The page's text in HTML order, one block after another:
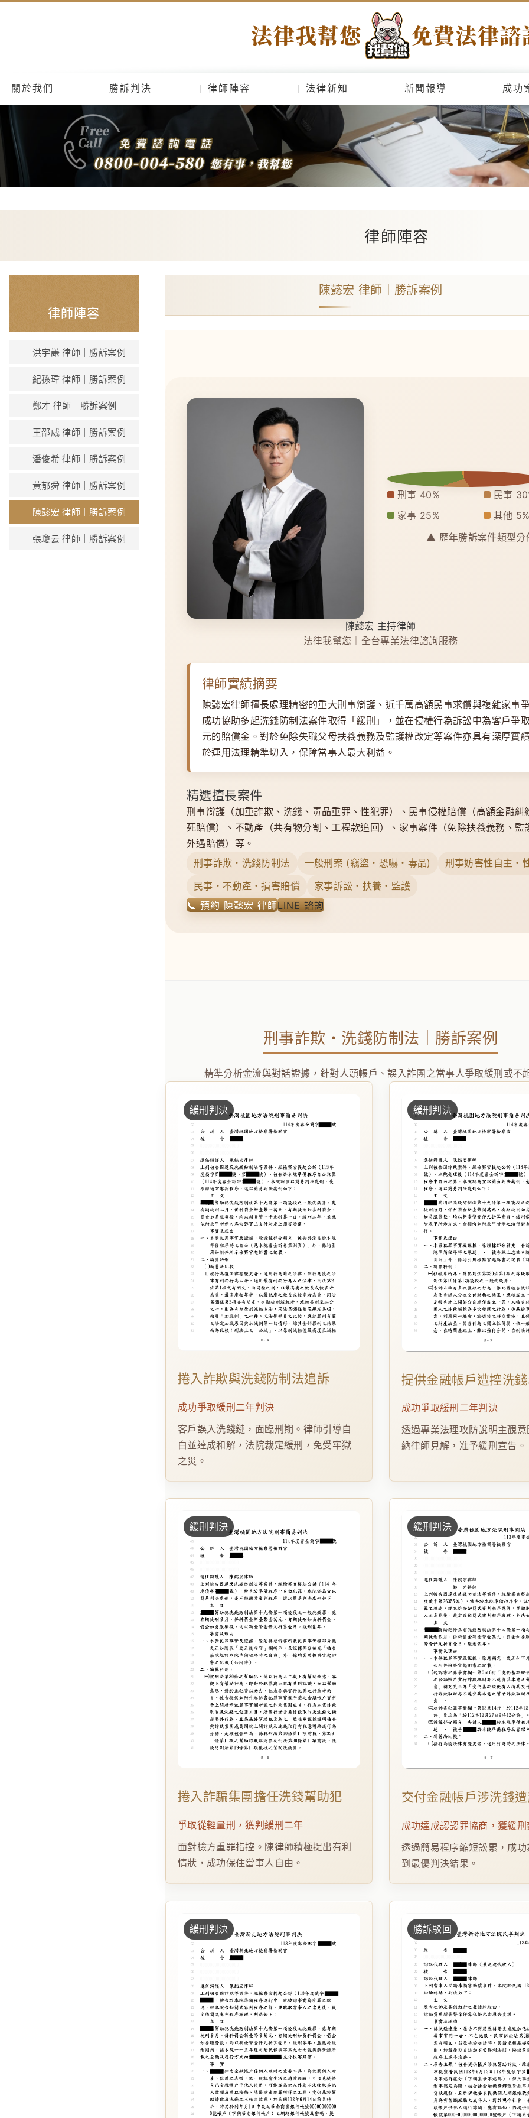
關於我們 勝訴判決 律師陣容 法律新知 新聞報導 成功
律師陣容
律師陣容
洪宇謙 律師｜勝訴案例
紀孫瑋 律師｜勝訴案例
鄭才 律師｜勝訴案例
王邵威 律師｜勝訴案例
潘俊希 律師｜勝訴案例
黃郁舜 律師｜勝訴案例
陳懿宏 律師｜勝訴案例
張瓊云 律師｜勝訴案例
陳懿宏 律師｜勝訴案例
刑事 40%
民事
家事 25%
其他
▲ 歷年勝訴案件類型分
陳懿宏 主持律師
法律我幫您｜全台專業法律諮詢服務
律師實績摘要
陳懿宏律師擅長處理精密的重大刑事辯護、近千萬高額民事求償與複雜家事
成功協助多起洗錢防制法案件取得「緩刑」，並在侵權行為訴訟中為客戶爭
元的賠償金。對於免除失職父母扶養義務及監護權改定等案件亦具有深厚實
於運用法理精準切入，保障當事人最大利益。
精選擅長案件
刑事辯護（加重詐欺、洗錢、毒品重罪、性犯罪）、民事侵權賠償（高額金融糾
死賠償）、不動產（共有物分割、工程款追回）、家事案件（免除扶養義務、監
外遇賠償）等。
刑事詐欺・洗錢防制法
一般刑案 (竊盜・恐嚇・毒品)
刑事妨害性自主・
民事・不動產・損害賠償
家事訴訟・扶養・監護
📞 預約 陳懿宏 律師LINE 諮詢
刑事詐欺・洗錢防制法｜勝訴案例
精準分析金流與對話證據，針對人頭帳戶、誤入詐團之當事人爭取緩刑或不
緩刑判決
捲入詐欺與洗錢防制法追訴
成功爭取緩刑二年判決
客戶誤入洗錢鏈，面臨刑期。律師引導自
白並達成和解，法院裁定緩刑，免受牢獄
之災。
緩刑判決
提供金融帳戶遭控洗
成功爭取緩刑二年判決
透過專業法理攻防說明主觀
納律師見解，准予緩刑宣告。
緩刑判決
捲入詐騙集團擔任洗錢幫助犯
爭取從輕量刑，獲判緩刑二年
面對檢方重罪指控。陳律師積極提出有利
情狀，成功保住當事人自由。
緩刑判決
交付金融帳戶涉洗錢
成功達成認認罪協商，獲緩
透過簡易程序縮短訟累，成
到最優判決結果。
緩刑判決 勝訴駁回